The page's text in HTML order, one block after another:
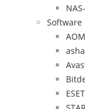
Software
ESET